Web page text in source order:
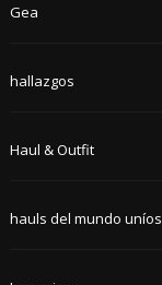
Gea
hallazgos
Haul & Outfit
hauls del mundo uníos